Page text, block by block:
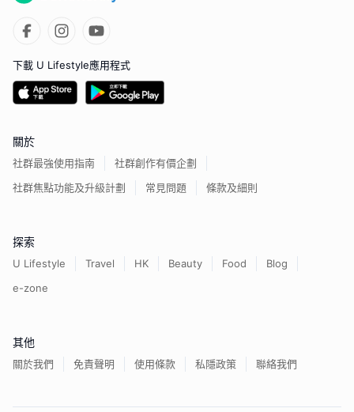
下載 U Lifestyle應用程式
關於
社群最強使用指南
社群創作有價企劃
社群焦點功能及升級計劃
常見問題 條款及細則
探索
U Lifestyle Travel HK Beauty Food
Blog
e-zone
其他
關於我們 免責聲明 使用條款 私隱政策 聯絡我們